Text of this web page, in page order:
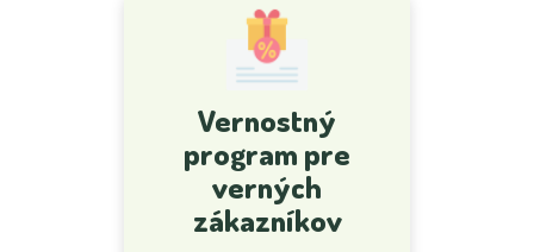
Vernostný
program pre
verných
zákazníkov